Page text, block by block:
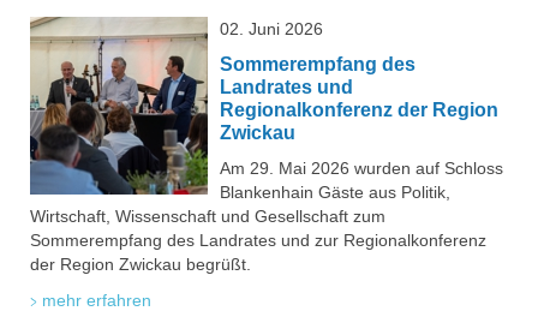
02. Juni 2026
Sommerempfang des
Landrates und
Regionalkonferenz der Region
Zwickau
Am 29. Mai 2026 wurden auf Schloss
Blankenhain Gäste aus Politik,
Wirtschaft, Wissenschaft und Gesellschaft zum
Sommerempfang des Landrates und zur Regionalkonferenz
der Region Zwickau begrüßt.
mehr erfahren